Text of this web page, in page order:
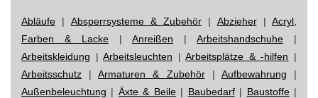
Abläufe | Absperrsysteme & Zubehör | Abzieher| Acryl,
Farben & Lacke | Anreißen | Arbeitshandschuhe |
Arbeitskleidung |Arbeitsleuchten |Arbeitsplätze & -hilfen |
Arbeitsschutz |Armaturen & Zubehör| Aufbewahrung |
Außenbeleuchtung | Äxte & Beile| Baubedarf| Baustoffe|